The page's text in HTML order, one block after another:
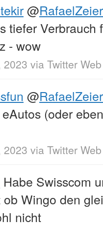
@RafaelZeier
tiefer
- wow
2023 via Twitter
@RafaelZeier
(oder
2023 via Twitter
Habe Swisscom
Wingo den
nicht